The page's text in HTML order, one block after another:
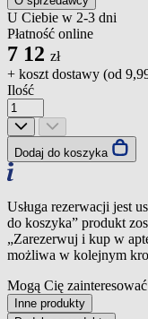
U Ciebie w 2-3 dni
Płatność online
7 12 zł
+ koszt dostawy (od
Ilość
Dodaj do koszyka
Usługa rezerwacji jest
do koszyka” produkt
„Zarezerwuj i kup w
możliwa w kolejnym
Mogą Cię zainteresować
Inne produkty